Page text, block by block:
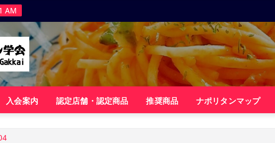
AM
入会案内 認定店舗・認定商品 推奨商品 ナポリタンマップ